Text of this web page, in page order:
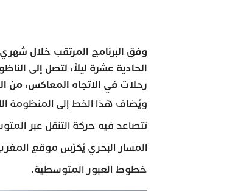
وفق البرنامج المرتقب خلال
الحادية عشرة ليلاً، لتصل إلى
رحلات في الاتجاه المعاكس، من
ويُضاف هذا الخط إلى المنظومة
تتصاعد فيه حركة التنقل عبر
المسار البحري يُكرّس موقع
خطوط العبور المتوسطية.